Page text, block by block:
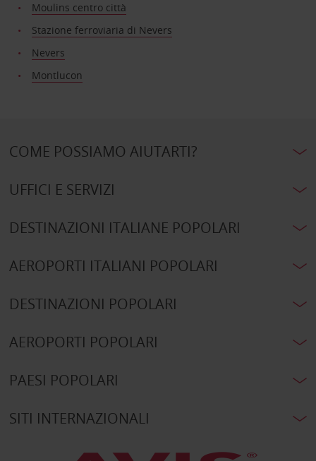
Moulins centro città
Stazione ferroviaria di Nevers
Nevers
Montlucon
COME POSSIAMO AIUTARTI?
UFFICI E SERVIZI
DESTINAZIONI ITALIANE POPOLARI
AEROPORTI ITALIANI POPOLARI
DESTINAZIONI POPOLARI
AEROPORTI POPOLARI
PAESI POPOLARI
SITI INTERNAZIONALI